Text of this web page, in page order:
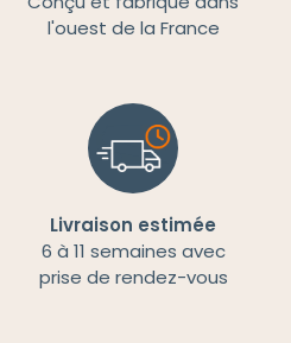
l'ouest de la France
Livraison estimée
6 à 11 semaines avec
prise de rendez-vous